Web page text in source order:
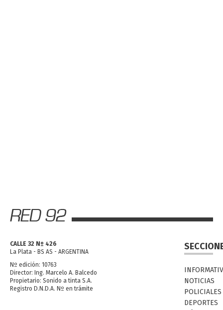
CALLE 32 Nº 426
La Plata - BS AS - ARGENTINA
Nº edición: 10763
Director: Ing. Marcelo A. Balcedo
Propietario: Sonido a tinta S.A.
Registro D.N.D.A. Nº en trámite
NOTICIAS
POLICIALES
DEPORTES